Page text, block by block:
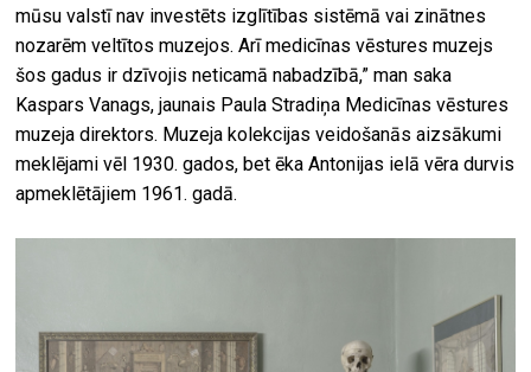
mūsu valstī nav investēts izglītības sistēmā vai zinātnes
nozarēm veltītos muzejos. Arī medicīnas vēstures muzejs
šos gadus ir dzīvojis neticamā nabadzībā,” man saka
Kaspars Vanags, jaunais Paula Stradiņa Medicīnas vēstures
muzeja direktors. Muzeja kolekcijas veidošanās aizsākumi
meklējami vēl 1930. gados, bet ēka Antonijas ielā vēra durvis
apmeklētājiem 1961. gadā.